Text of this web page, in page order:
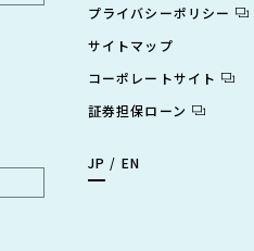
プライバシーポリシー
サイトマップ
コーポレートサイト
証券担保ローン
JP EN